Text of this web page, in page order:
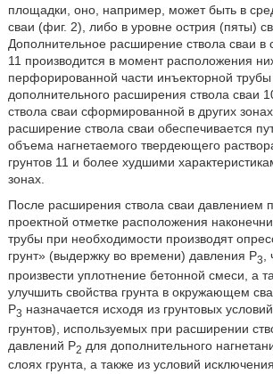
площадки, оно, например, может быть в
сваи (фиг. 2), либо в уровне острия (пяты)
Дополнительное расширение ствола сваи в
11 производится в момент расположения
перфорированной части инъекторной
дополнительного расширения ствола сваи
ствола сваи сформированной в других
расширение ствола сваи обеспечивается
объема нагнетаемого твердеющего
грунтов 11 и более худшими
зонах.
После расширения ствола сваи давлением
проектной отметке расположения
трубы при необходимости производят
грунт» (выдержку во времени) давления P3
произвести уплотнение бетонной смеси, а
улучшить свойства грунта в окружающем
P3 назначается исходя из грунтовых
грунтов), используемых при расширении
давлений P2 для дополнительного
слоях грунта, а также из условий